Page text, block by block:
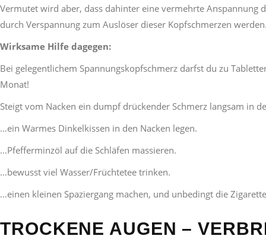
Vermutet wird aber, dass dahinter eine vermehrte Anspannung
durch Verspannung zum Auslöser dieser Kopfschmerzen
Wirksame Hilfe dagegen:
Bei gelegentlichem Spannungskopfschmerz darfst du zu
Monat!
Steigt vom Nacken ein dumpf drückender Schmerz langsam in
…ein Warmes Dinkelkissen in den Nacken legen.
…Pfefferminzöl auf die Schläfen massieren.
…bewusst viel Wasser/Früchtetee trinken.
…einen kleinen Spaziergang machen, und unbedingt die
TROCKENE AUGEN –